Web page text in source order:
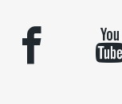
facebook